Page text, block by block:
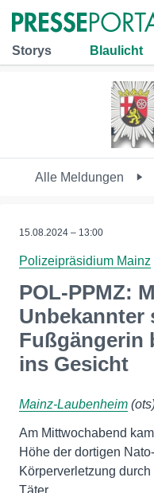
Storys Blaulicht
Alle Meldungen
15.08.2024 – 13:00
Polizeipräsidium Mainz
POL-PPMZ:
Unbekannter
Fußgängerin
ins Gesicht
Mainz-Laubenheim
Am Mittwochabend
Höhe der dortigen
Körperverletzung
Täter.